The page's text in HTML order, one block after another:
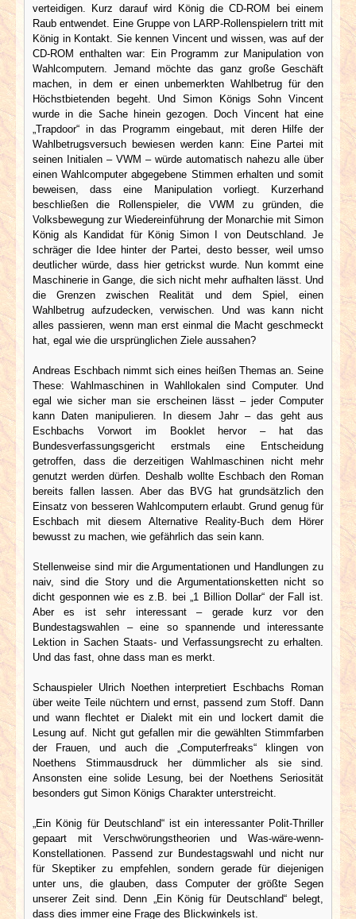
verteidigen. Kurz darauf wird König die CD-ROM bei einem
Raub entwendet. Eine Gruppe von LARP-Rollenspielern tritt mit
König in Kontakt. Sie kennen Vincent und wissen, was auf der
CD-ROM enthalten war: Ein Programm zur Manipulation von
Wahlcomputern. Jemand möchte das ganz große Geschäft
machen, in dem er einen unbemerkten Wahlbetrug für den
Höchstbietenden begeht. Und Simon Königs Sohn Vincent
wurde in die Sache hinein gezogen. Doch Vincent hat eine
„Trapdoor“ in das Programm eingebaut, mit deren Hilfe der
Wahlbetrugsversuch bewiesen werden kann: Eine Partei mit
seinen Initialen – VWM – würde automatisch nahezu alle über
einen Wahlcomputer abgegebene Stimmen erhalten und somit
beweisen, dass eine Manipulation vorliegt. Kurzerhand
beschließen die Rollenspieler, die VWM zu gründen, die
Volksbewegung zur Wiedereinführung der Monarchie mit Simon
König als Kandidat für König Simon I von Deutschland. Je
schräger die Idee hinter der Partei, desto besser, weil umso
deutlicher würde, dass hier getrickst wurde. Nun kommt eine
Maschinerie in Gange, die sich nicht mehr aufhalten lässt. Und
die Grenzen zwischen Realität und dem Spiel, einen
Wahlbetrug aufzudecken, verwischen. Und was kann nicht
alles passieren, wenn man erst einmal die Macht geschmeckt
hat, egal wie die ursprünglichen Ziele aussahen?
Andreas Eschbach nimmt sich eines heißen Themas an. Seine
These: Wahlmaschinen in Wahllokalen sind Computer. Und
egal wie sicher man sie erscheinen lässt – jeder Computer
kann Daten manipulieren. In diesem Jahr – das geht aus
Eschbachs Vorwort im Booklet hervor – hat das
Bundesverfassungsgericht erstmals eine Entscheidung
getroffen, dass die derzeitigen Wahlmaschinen nicht mehr
genutzt werden dürfen. Deshalb wollte Eschbach den Roman
bereits fallen lassen. Aber das BVG hat grundsätzlich den
Einsatz von besseren Wahlcomputern erlaubt. Grund genug für
Eschbach mit diesem Alternative Reality-Buch dem Hörer
bewusst zu machen, wie gefährlich das sein kann.
Stellenweise sind mir die Argumentationen und Handlungen zu
naiv, sind die Story und die Argumentationsketten nicht so
dicht gesponnen wie es z.B. bei „1 Billion Dollar“ der Fall ist.
Aber es ist sehr interessant – gerade kurz vor den
Bundestagswahlen – eine so spannende und interessante
Lektion in Sachen Staats- und Verfassungsrecht zu erhalten.
Und das fast, ohne dass man es merkt.
Schauspieler Ulrich Noethen interpretiert Eschbachs Roman
über weite Teile nüchtern und ernst, passend zum Stoff. Dann
und wann flechtet er Dialekt mit ein und lockert damit die
Lesung auf. Nicht gut gefallen mir die gewählten Stimmfarben
der Frauen, und auch die „Computerfreaks“ klingen von
Noethens Stimmausdruck her dümmlicher als sie sind.
Ansonsten eine solide Lesung, bei der Noethens Seriosität
besonders gut Simon Königs Charakter unterstreicht.
„Ein König für Deutschland“ ist ein interessanter Polit-Thriller
gepaart mit Verschwörungstheorien und Was-wäre-wenn-
Konstellationen. Passend zur Bundestagswahl und nicht nur
für Skeptiker zu empfehlen, sondern gerade für diejenigen
unter uns, die glauben, dass Computer der größte Segen
unserer Zeit sind. Denn „Ein König für Deutschland“ belegt,
dass dies immer eine Frage des Blickwinkels ist.